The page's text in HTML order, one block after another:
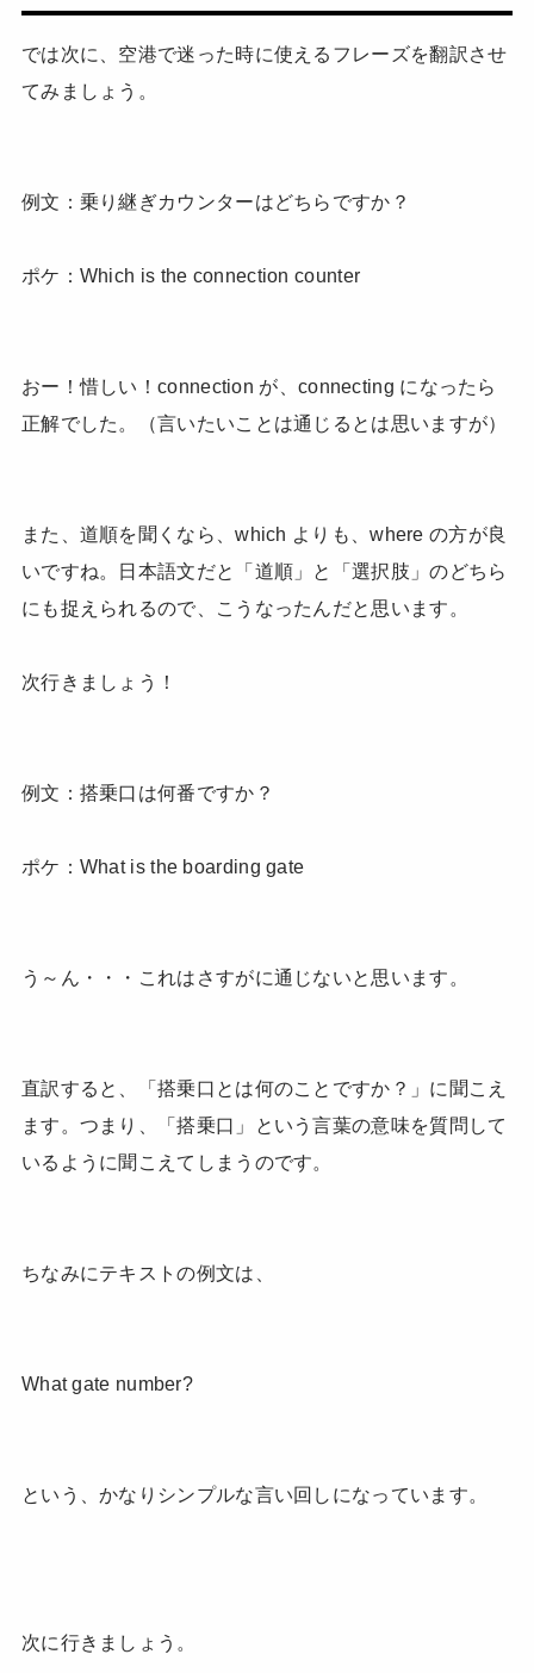
では次に、空港で迷った時に使えるフレーズを翻訳させ
てみましょう。
例文：乗り継ぎカウンターはどちらですか？
ポケ：Which is the connection counter
おー！惜しい！connection が、connecting になったら
正解でした。（言いたいことは通じるとは思いますが）
また、道順を聞くなら、which よりも、where の方が良
いですね。日本語文だと「道順」と「選択肢」のどちら
にも捉えられるので、こうなったんだと思います。
次行きましょう！
例文：搭乗口は何番ですか？
ポケ：What is the boarding gate
う～ん・・・これはさすがに通じないと思います。
直訳すると、「搭乗口とは何のことですか？」に聞こえ
ます。つまり、「搭乗口」という言葉の意味を質問して
いるように聞こえてしまうのです。
ちなみにテキストの例文は、
What gate number?
という、かなりシンプルな言い回しになっています。
次に行きましょう。